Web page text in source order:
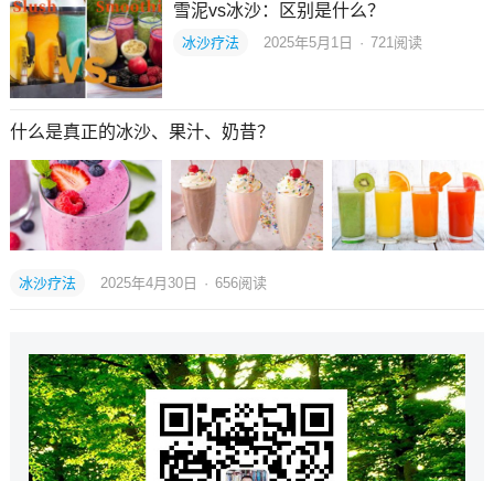
雪泥vs冰沙：区别是什么？
冰沙疗法 2025年5月1日 · 721阅读
什么是真正的冰沙、果汁、奶昔？
冰沙疗法 2025年4月30日 · 656阅读